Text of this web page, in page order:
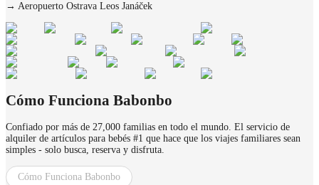
→ Aeropuerto Ostrava Leos Janáček
Cómo Funciona Babonbo
Confiado por más de 27,000 familias en todo el mundo. El servicio de
alquiler de artículos para bebés #1 que hace que los viajes familiares sean
simples - solo busca, reserva y disfruta.
Cómo Funciona Babonbo